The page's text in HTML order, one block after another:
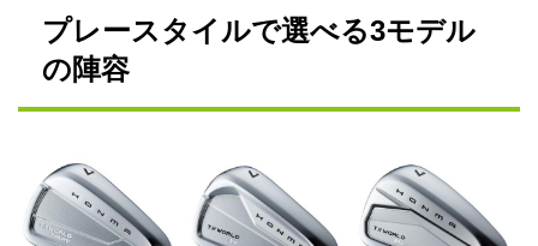
プレースタイルで選べる3モデル
の陣容